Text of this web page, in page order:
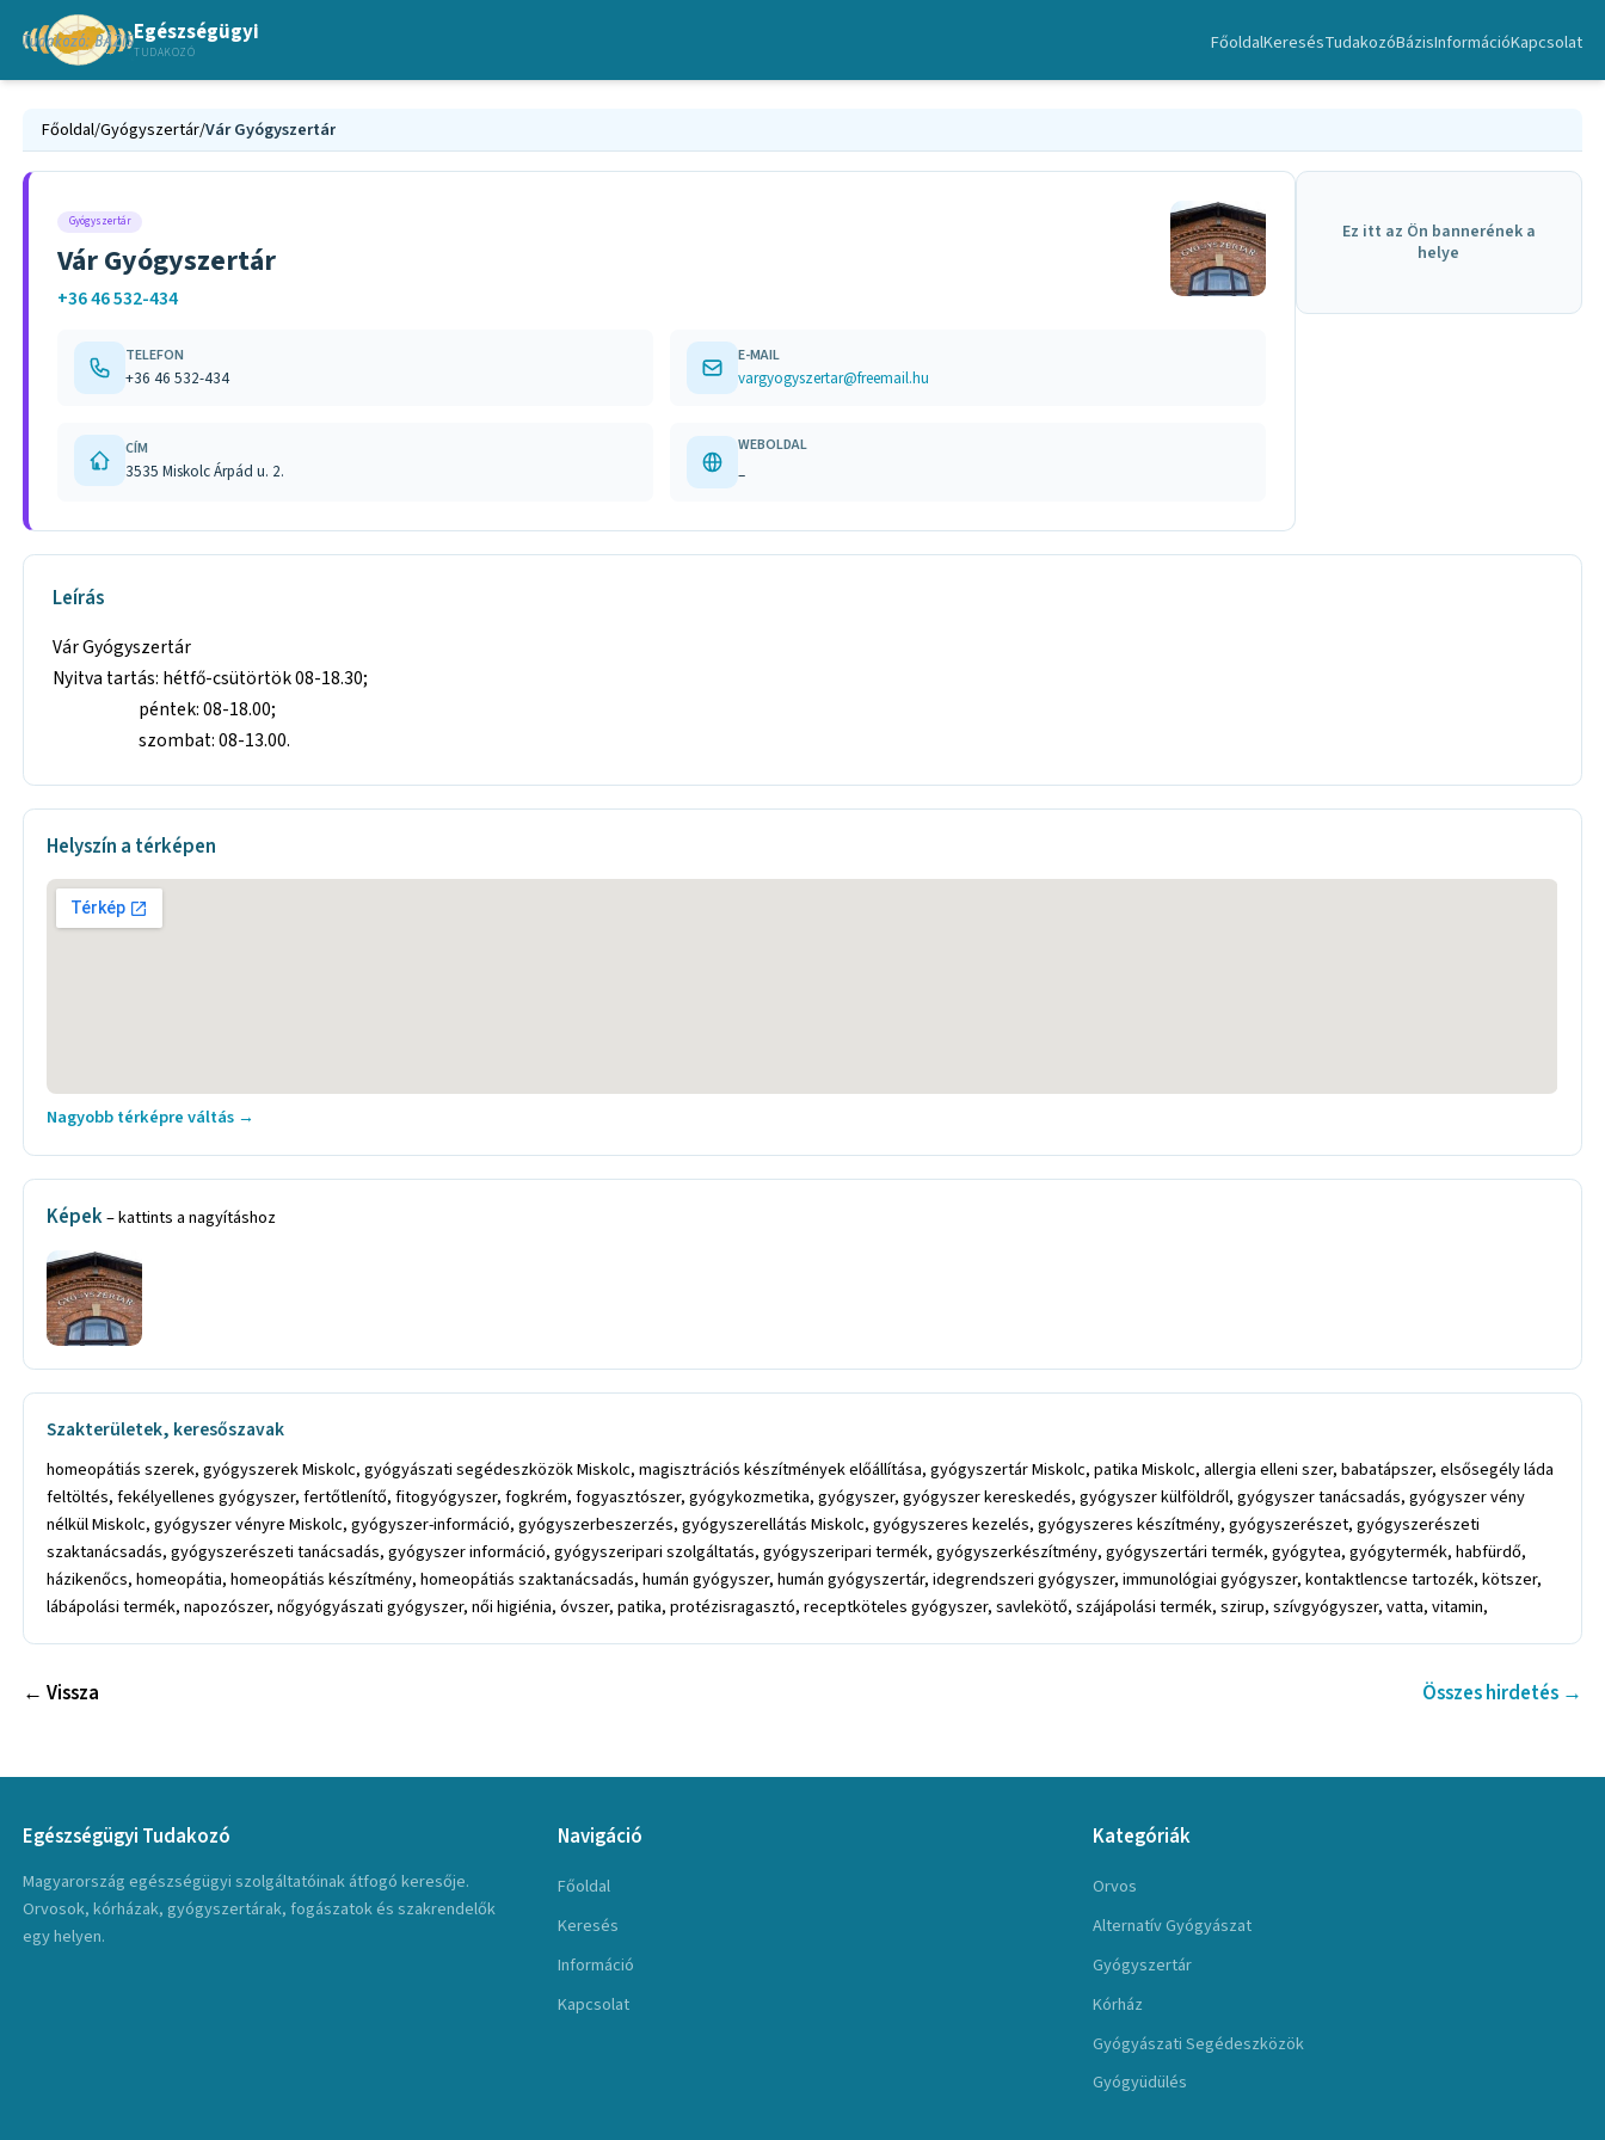
Egészségügyi
TUDAKOZÓ FőoldalKeresésTudakozóBázisInformációKapcsolat
Főoldal/Gyógyszertár/Vár Gyógyszertár
Gyógyszertár
Vár Gyógyszertár
+36 46 532-434
TELEFON
+36 46 532-434
E-MAIL
vargyogyszertar@freemail.hu
CÍM
3535 Miskolc Árpád u. 2.
WEBOLDAL
–
Ez itt az Ön bannerének a
helye
Leírás
Vár Gyógyszertár
Nyitva tartás: hétfő-csütörtök 08-18.30;
péntek: 08-18.00;
szombat: 08-13.00.
Helyszín a térképen
Nagyobb térképre váltás →
Képek– kattints a nagyításhoz
Szakterületek, keresőszavak
homeopátiás szerek, gyógyszerek Miskolc, gyógyászati segédeszközök Miskolc, magisztrációs készítmények előállítása, gyógyszertár Miskolc, patika Miskolc, allergia elleni szer, babatápszer, elsősegély láda
feltöltés, fekélyellenes gyógyszer, fertőtlenítő, fitogyógyszer, fogkrém, fogyasztószer, gyógykozmetika, gyógyszer, gyógyszer kereskedés, gyógyszer külföldről, gyógyszer tanácsadás, gyógyszer vény
nélkül Miskolc, gyógyszer vényre Miskolc, gyógyszer-információ, gyógyszerbeszerzés, gyógyszerellátás Miskolc, gyógyszeres kezelés, gyógyszeres készítmény, gyógyszerészet, gyógyszerészeti
szaktanácsadás, gyógyszerészeti tanácsadás, gyógyszer információ, gyógyszeripari szolgáltatás, gyógyszeripari termék, gyógyszerkészítmény, gyógyszertári termék, gyógytea, gyógytermék, habfürdő,
házikenőcs, homeopátia, homeopátiás készítmény, homeopátiás szaktanácsadás, humán gyógyszer, humán gyógyszertár, idegrendszeri gyógyszer, immunológiai gyógyszer, kontaktlencse tartozék, kötszer,
lábápolási termék, napozószer, nőgyógyászati gyógyszer, női higiénia, óvszer, patika, protézisragasztó, receptköteles gyógyszer, savlekötő, szájápolási termék, szirup, szívgyógyszer, vatta, vitamin,
← Vissza Összes hirdetés →
Egészségügyi Tudakozó
Magyarország egészségügyi szolgáltatóinak átfogó keresője.
Orvosok, kórházak, gyógyszertárak, fogászatok és szakrendelők
egy helyen.
Navigáció
Főoldal
Keresés
Információ
Kapcsolat
Kategóriák
Orvos
Alternatív Gyógyászat
Gyógyszertár
Kórház
Gyógyászati Segédeszközök
Gyógyüdülés